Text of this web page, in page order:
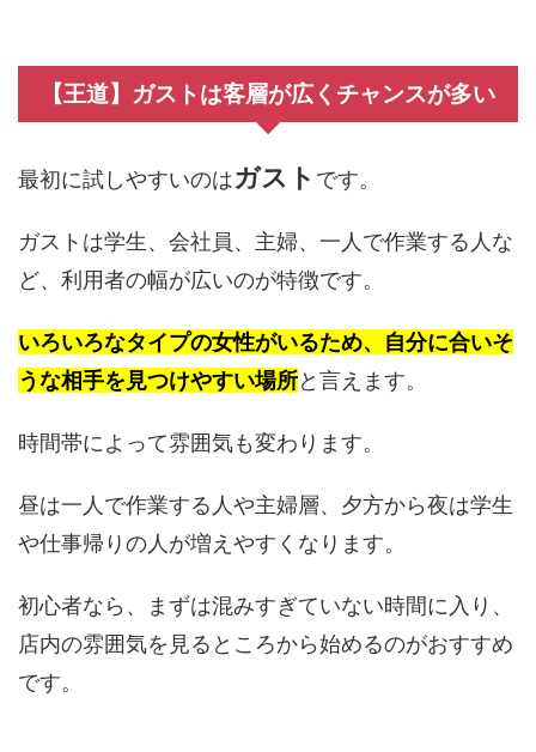
【王道】ガストは客層が広くチャンスが多い
最初に試しやすいのはガスト です。
ガストは学生、会社員、主婦、一人で作業する人な
ど、利用者の幅が広いのが特徴です。
いろいろなタイプの女性がいるため、自分に合いそ
うな相手を見つけやすい場所と言えます。
時間帯によって雰囲気も変わります。
昼は一人で作業する人や主婦層、夕方から夜は学生
や仕事帰りの人が増えやすくなります。
初心者なら、まずは混みすぎていない時間に入り、
店内の雰囲気を見るところから始めるのがおすすめ
です。